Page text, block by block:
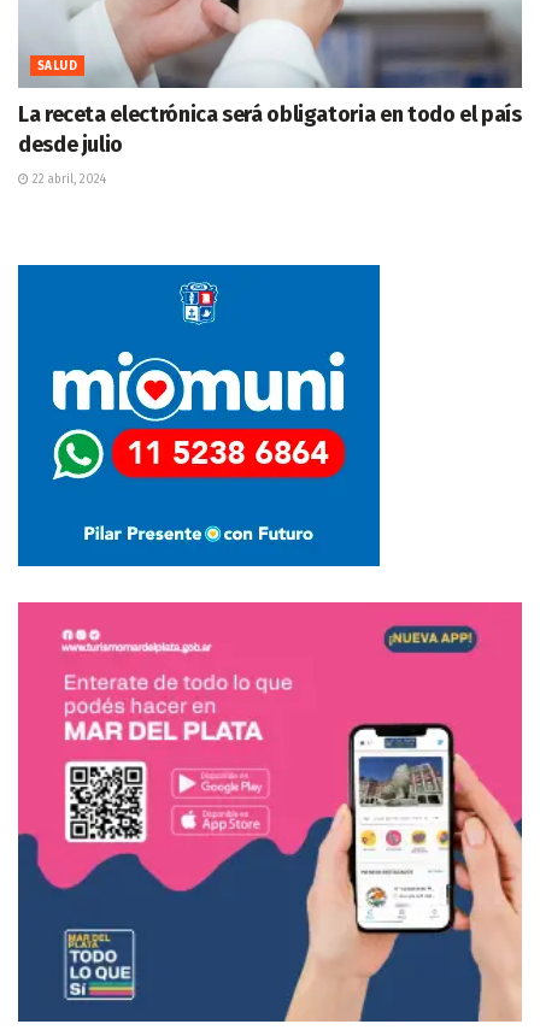
SALUD
La receta electrónica será obligatoria en todo el país
desde julio
22 abril, 2024